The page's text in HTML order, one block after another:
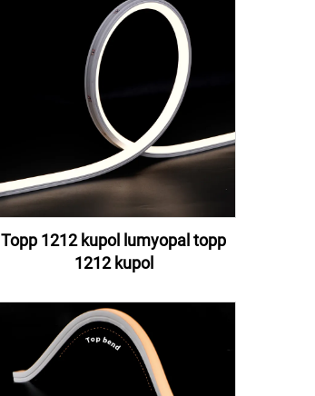
Topp 1212 kupol lumyopal topp
1212 kupol